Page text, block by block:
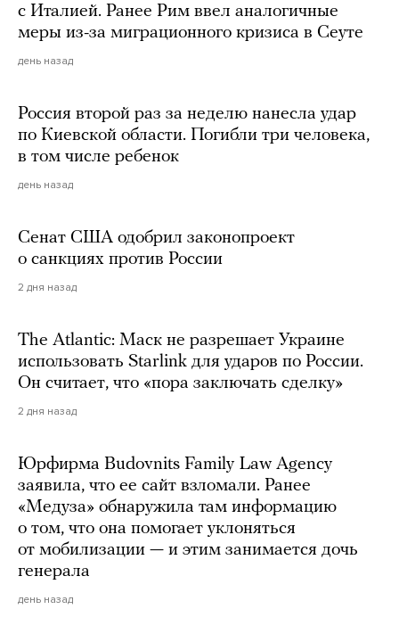
с Италией. Ранее Рим ввел аналогичные
меры из-за миграционного кризиса в Сеуте
день назад
Россия второй раз за неделю нанесла удар
по Киевской области. Погибли три человека,
в том числе ребенок
день назад
Сенат США одобрил законопроект
о санкциях против России
2 дня назад
The Atlantic: Маск не разрешает Украине
использовать Starlink для ударов по России.
Он считает, что «пора заключать сделку»
2 дня назад
Юрфирма Budovnits Family Law Agency
заявила, что ее сайт взломали. Ранее
«Медуза» обнаружила там информацию
о том, что она помогает уклоняться
от мобилизации — и этим занимается дочь
генерала
день назад